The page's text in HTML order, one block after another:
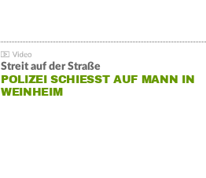
Streit auf der Straße
POLIZEI SCHIESST AUF MANN IN W
EINHEIM